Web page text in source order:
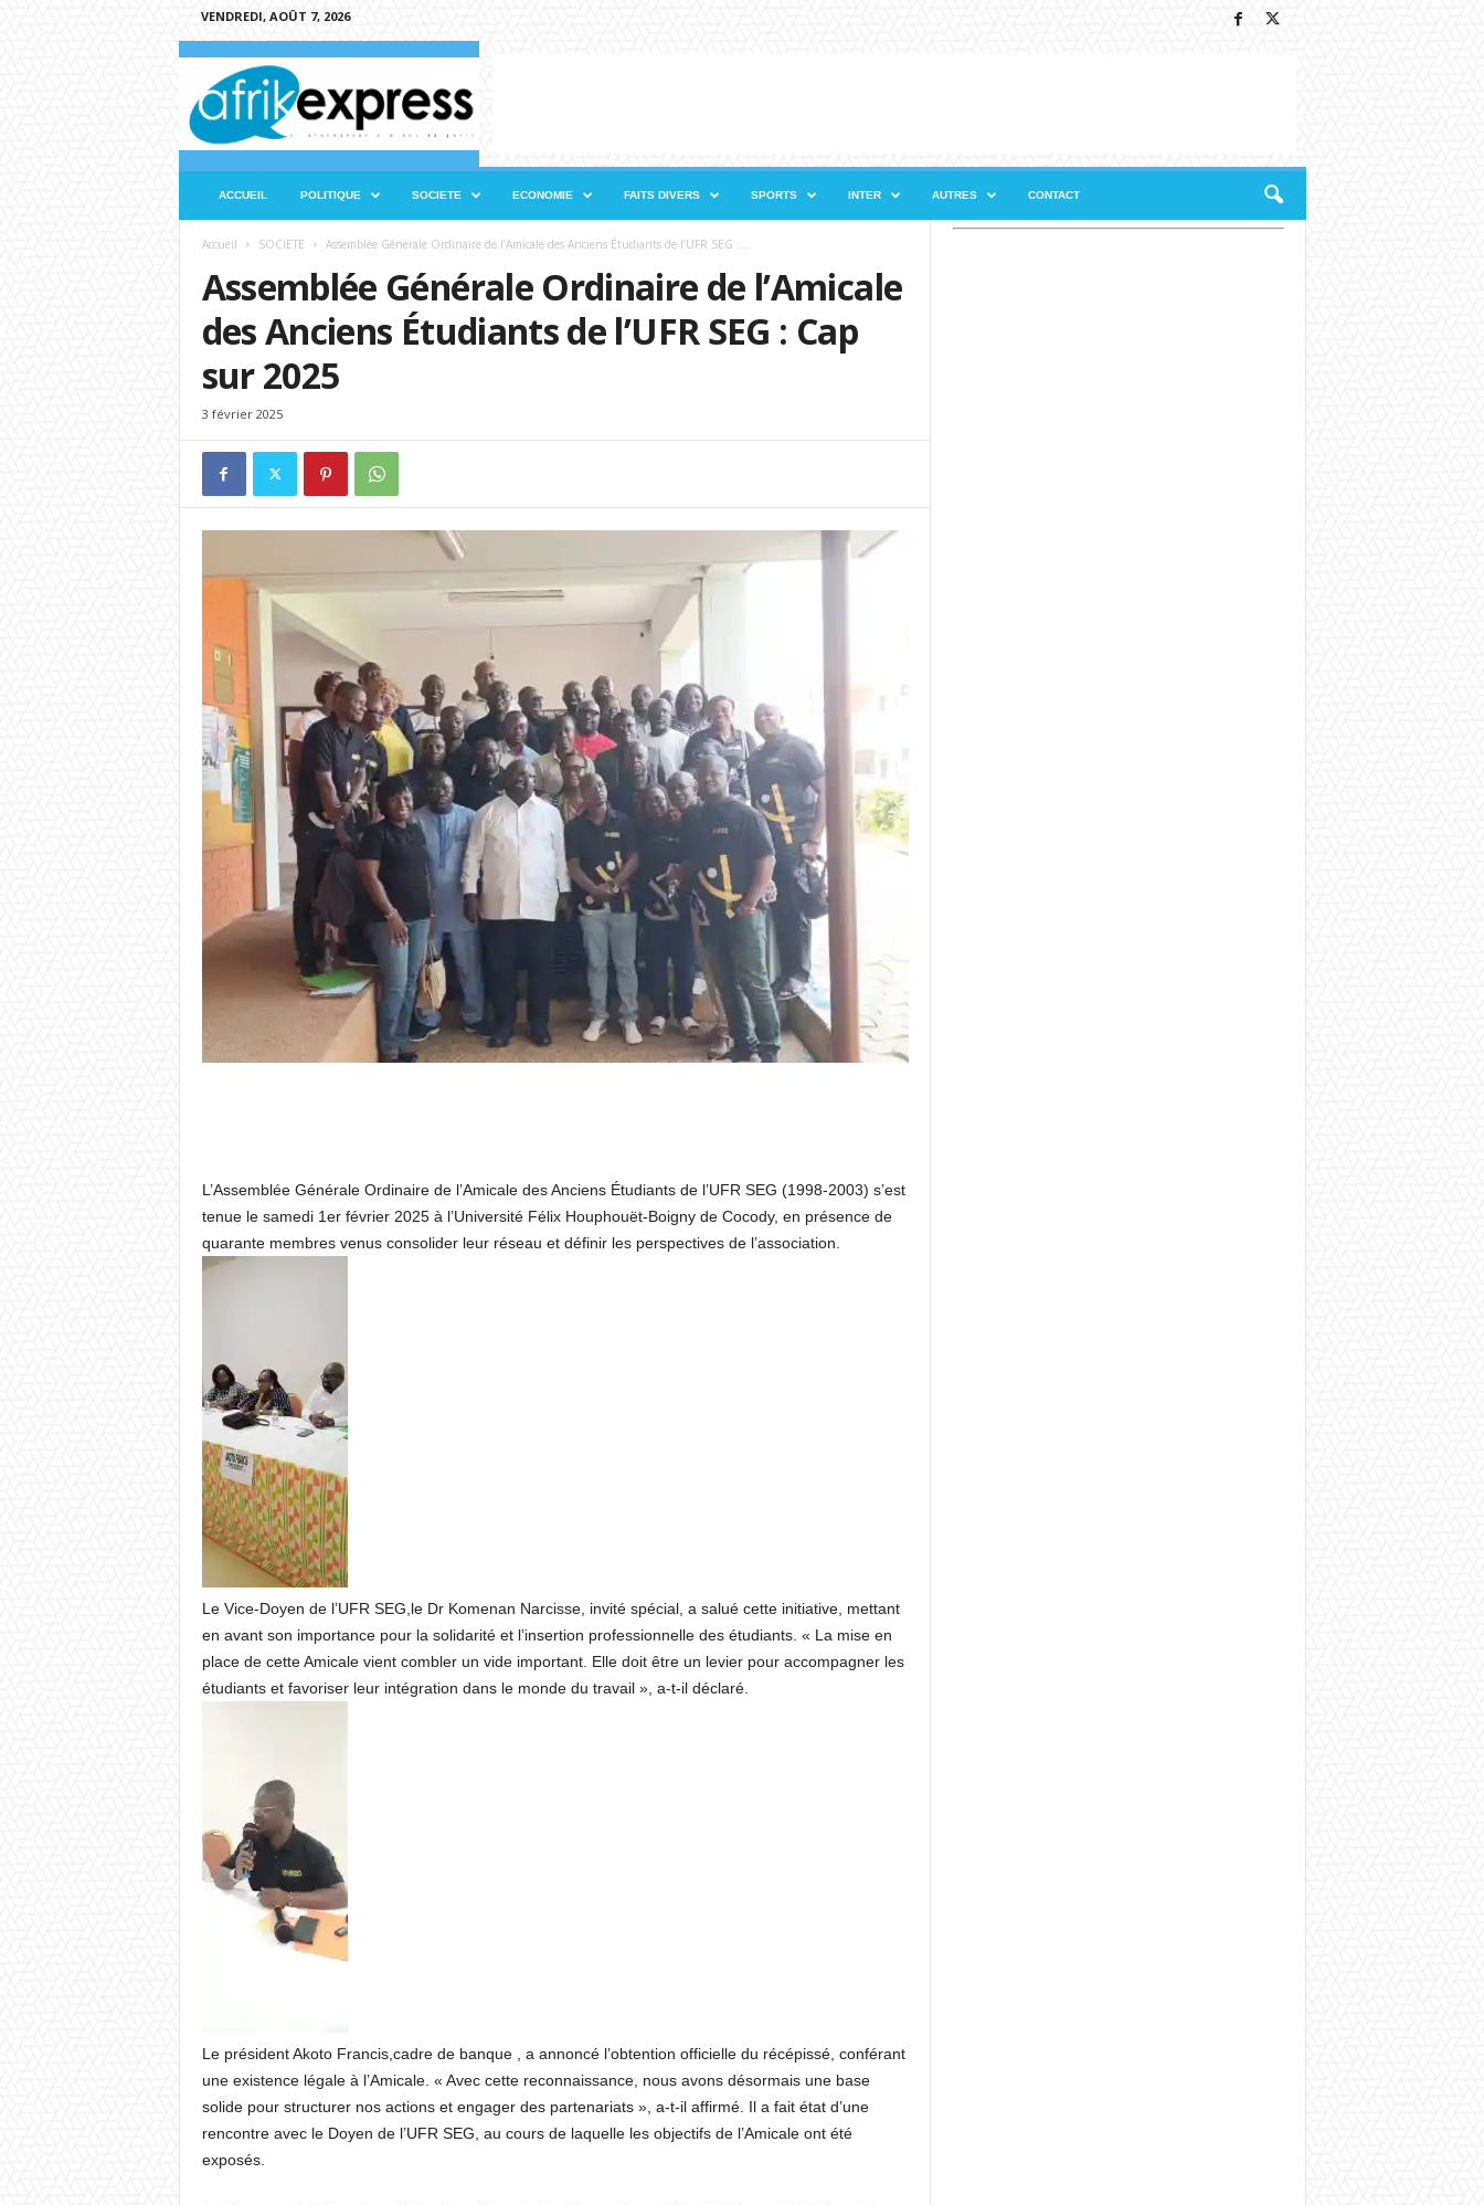
VENDREDI, AOÛT 7, 2026
e
ACCUEIL POLITIQUE SOCIETE ECONOMIE FAITS DIVERS SPORTS INTER AUTRES CONTACT
Accueil SOCIETE Assemblée Générale Ordinaire de l’Amicale des Anciens Étudiants de l’UFR SEG :...
Assemblée Générale Ordinaire de l’Amicale
des Anciens Étudiants de l’UFR SEG : Cap
sur 2025
3 février 2025
L’Assemblée Générale Ordinaire de l’Amicale des Anciens Étudiants de l’UFR SEG (1998-2003) s’est
tenue le samedi 1er février 2025 à l’Université Félix Houphouët-Boigny de Cocody, en présence de
quarante membres venus consolider leur réseau et définir les perspectives de l’association.
Le Vice-Doyen de l’UFR SEG,le Dr Komenan Narcisse, invité spécial, a salué cette initiative, mettant
en avant son importance pour la solidarité et l’insertion professionnelle des étudiants. « La mise en
place de cette Amicale vient combler un vide important. Elle doit être un levier pour accompagner les
étudiants et favoriser leur intégration dans le monde du travail », a-t-il déclaré.
Le président Akoto Francis,cadre de banque , a annoncé l’obtention officielle du récépissé, conférant
une existence légale à l’Amicale. « Avec cette reconnaissance, nous avons désormais une base
solide pour structurer nos actions et engager des partenariats », a-t-il affirmé. Il a fait état d’une
rencontre avec le Doyen de l’UFR SEG, au cours de laquelle les objectifs de l’Amicale ont été
exposés.